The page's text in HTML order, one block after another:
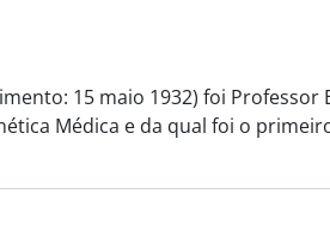
15 maio 1932) foi Professor
Médica e da qual foi o